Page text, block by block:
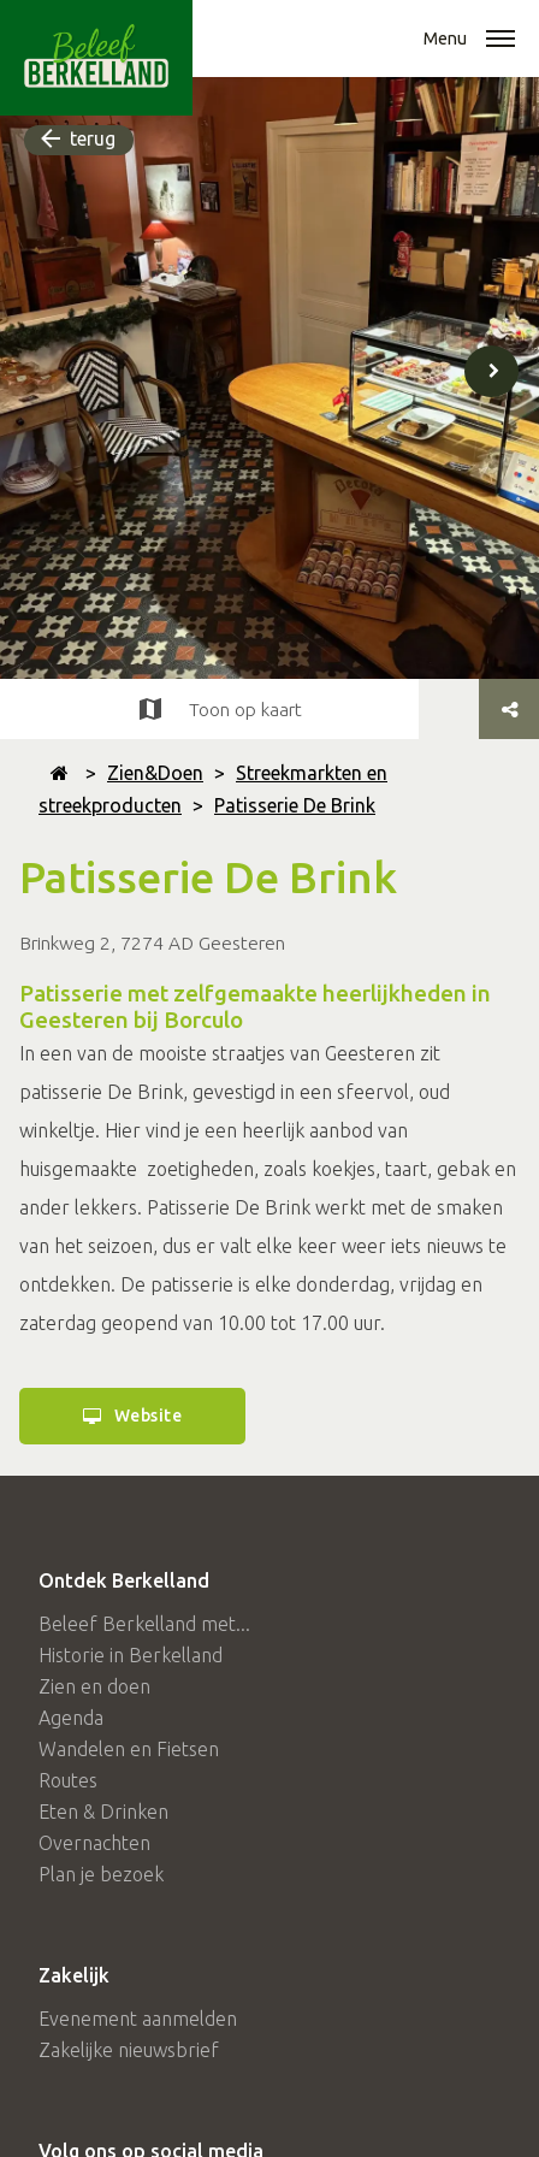
Menu
terug
> Zien&Doen >
Streekmarkten en
streekproducten > Patisserie De Brink
Patisserie De Brink
Brinkweg 2, 7274 AD Geesteren
Toon op kaart
Patisserie met zelfgemaakte heerlijkheden in
Geesteren bij Borculo
In een van de mooiste straatjes van Geesteren zit
patisserie De Brink, gevestigd in een sfeervol, oud
winkeltje. Hier vind je een heerlijk aanbod van
huisgemaakte zoetigheden, zoals koekjes, taart, gebak en
ander lekkers. Patisserie De Brink werkt met de smaken
van het seizoen, dus er valt elke keer weer iets nieuws te
ontdekken. De patisserie is elke donderdag, vrijdag en
zaterdag geopend van 10.00 tot 17.00 uur.
Website
Ontdek Berkelland
Beleef Berkelland met...
Historie in Berkelland
Zien en doen
Agenda
Wandelen en Fietsen
Routes
Eten & Drinken
Overnachten
Plan je bezoek
Zakelijk
Evenement aanmelden
Zakelijke nieuwsbrief
Volg ons op social media